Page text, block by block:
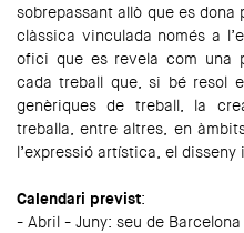
sobrepassant allò que es
clàssica vinculada només a
ofici que es revela com una
cada treball que, si bé resol
genèriques de treball, la
treballa, entre altres, en
l’expressió artística, el disseny
Calendari previst:
- Abril - Juny: seu de Barcelona